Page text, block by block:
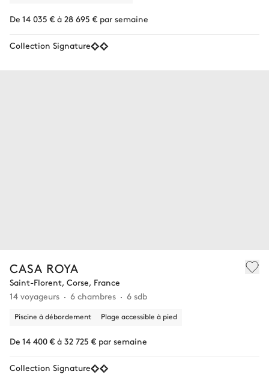
De 14 035 € à 28 695 € par semaine
Collection Signature
CASA ROYA
Saint-Florent, Corse, France
14 voyageurs
6 chambres 6 sdb
Piscine à débordement Plage accessible à pied
De 14 400 € à 32 725 € par semaine
Collection Signature